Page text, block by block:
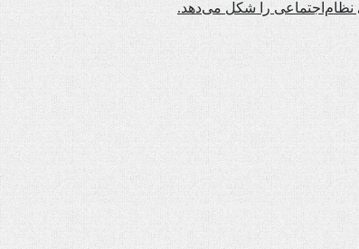
نظام‌اجتماعی را شکل می‌دهد.